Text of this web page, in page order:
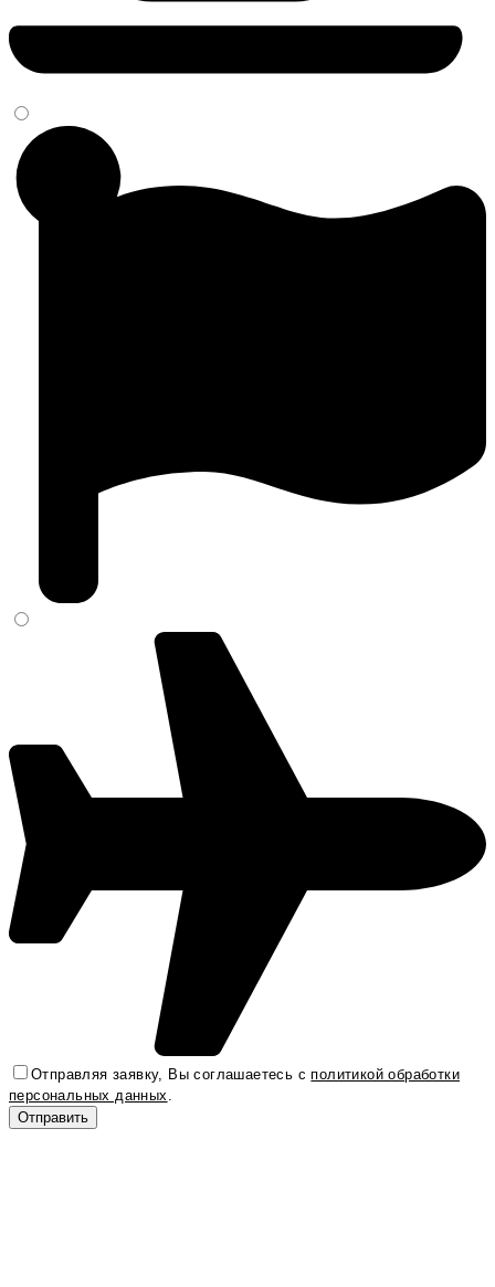
Отправляя заявку, Вы соглашаетесь сполитикой обработки
персональных данных